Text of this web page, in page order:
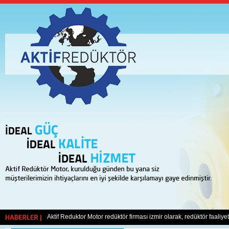
HABERLER |
Yeni web sitemiz ile karşınızdayız. Sizlerin her türlü görüş ve
Aktif Reduktor Motor redüktör firması izmir olarak, redüktör